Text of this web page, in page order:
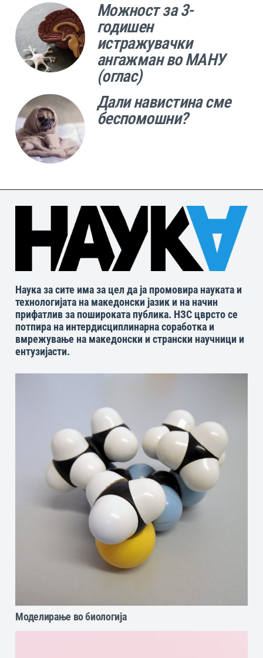
Можност за 3-
годишен
истражувачки
ангажман во МАНУ
(оглас)
Дали навистина сме
беспомошни?
Наука за сите има за цел да ја промовира науката и
технологијата на македонски јазик и на начин
прифатлив за пошироката публика. НЗС цврсто се
потпира на интердисциплинарна соработка и
вмрежување на македонски и странски научници и
ентузијасти.
Моделирање во биологија